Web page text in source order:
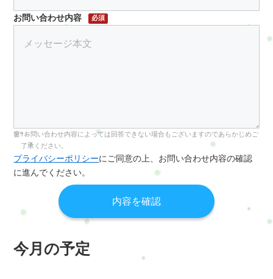
お問い合わせ内容 必須
お問い合わせ内容によっては回答できない場合もございますのであらかじめご
了承ください。
プライバシーポリシーにご同意の上、お問い合わせ内容の確認
に進んでください。
今月の予定